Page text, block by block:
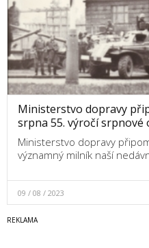
Ministerstvo dopravy
srpna 55. výročí srpnové
Ministerstvo dopravy
významný milník naší
09 / 08 / 2023